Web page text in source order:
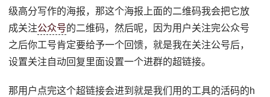
级高分写作的海报，那这个海报上面的二维码我会把它放
成关注公众号的二维码，然后呢，因为用户关注完公众号
之后你工号肯定要给予一个回馈，就是我在关注公号后，
设置关注自动回复里面设置一个进群的超链接。
那用户点完这个超链接会进到就是我们用的工具的活码的h